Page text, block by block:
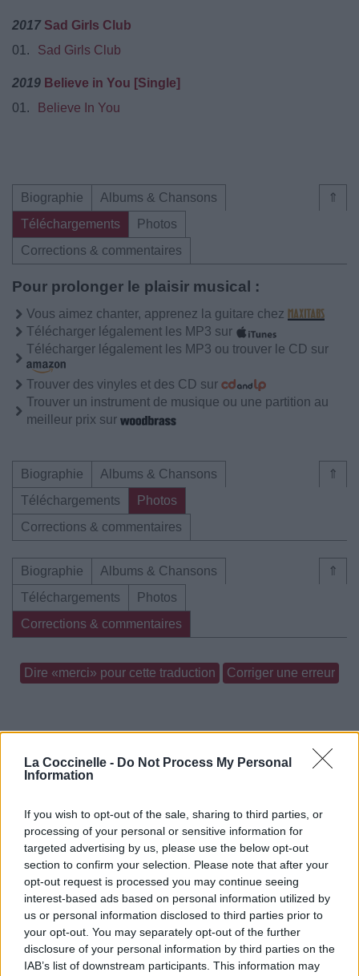
La Coccinelle - Do Not Process My Personal
Information
If you wish to opt-out of the sale, sharing to third parties, or
processing of your personal or sensitive information for
targeted advertising by us, please use the below opt-out
section to confirm your selection. Please note that after your
opt-out request is processed you may continue seeing
interest-based ads based on personal information utilized by
us or personal information disclosed to third parties prior to
your opt-out. You may separately opt-out of the further
disclosure of your personal information by third parties on the
IAB’s list of downstream participants. This information may
2017 Sad Girls Club
01.
Sad Girls Club
2019 Believe in You [Single]
01.
Believe In You
⇑
Biographie
Albums & Chansons
Téléchargements
Photos
Corrections & commentaires
Pour prolonger le plaisir musical :
Vous aimez chanter, apprenez la guitare chez
Télécharger légalement les MP3 sur
Télécharger légalement les MP3 ou trouver le CD sur
Trouver des vinyles et des CD sur
Trouver un instrument de musique ou une partition au
meilleur prix sur
⇑
Biographie
Albums & Chansons
Téléchargements
Photos
Corrections & commentaires
⇑
Biographie
Albums & Chansons
Téléchargements
Photos
Corrections & commentaires
Dire «merci» pour cette traduction Corriger une erreur